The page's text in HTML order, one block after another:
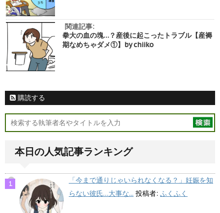
関連記事:
拳大の血の塊…？産後に起こったトラブル【産褥
期なめちゃダメ①】by chiiko
購読する
本日の人気記事ランキング
「今まで通りじゃいられなくなる？」妊娠を知
らない彼氏…大事な... 投稿者: ふくふく